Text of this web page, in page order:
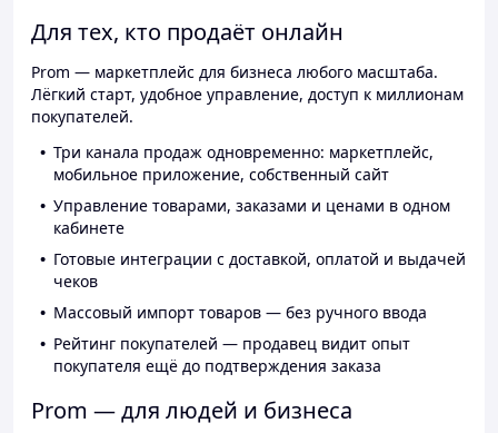
Для тех, кто продаёт онлайн
Prom — маркетплейс для бизнеса любого масштаба.
Лёгкий старт, удобное управление, доступ к миллионам
покупателей.
Три канала продаж одновременно: маркетплейс,
мобильное приложение, собственный сайт
Управление товарами, заказами и ценами в одном
кабинете
Готовые интеграции с доставкой, оплатой и выдачей
чеков
Массовый импорт товаров — без ручного ввода
Рейтинг покупателей — продавец видит опыт
покупателя ещё до подтверждения заказа
Prom — для людей и бизнеса